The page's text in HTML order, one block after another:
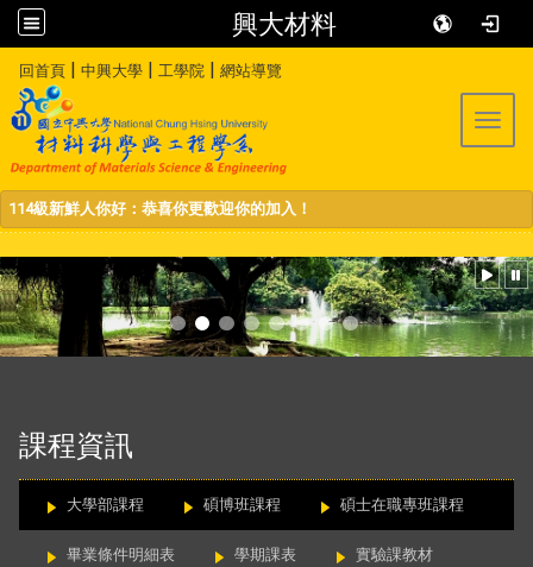
興大材料
回首頁 | 中興大學 | 工學院 | 網站導覽
114級新鮮人你好：恭喜你更歡迎你的加入！
課程資訊
大學部課程 碩博班課程 碩士在職專班課程
畢業條件明細表 學期課表 實驗課教材